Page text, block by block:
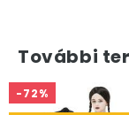
További
-72%